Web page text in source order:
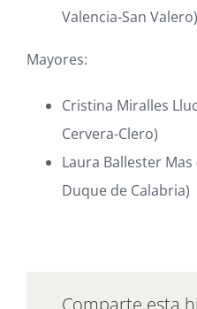
Valencia-San Valero)
Mayores:
Cristina Miralles
Cervera-Clero)
Laura Ballester
Duque de Calabria)
Comparte esta